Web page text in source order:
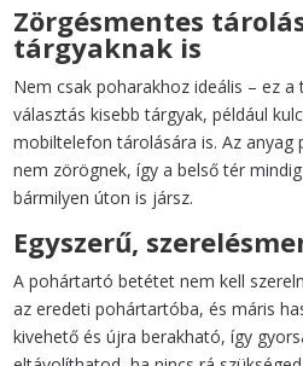
Zörgésmentes
tárgyaknak is
Nem csak poharakhoz ideális – ez
választás kisebb tárgyak, például
mobiltelefon tárolására is. Az anyag
nem zörögnek, így a belső tér
bármilyen úton is jársz.
Egyszerű,
A pohártartó betétet nem kell
az eredeti pohártartóba, és máris
kivehető és újra berakható, így